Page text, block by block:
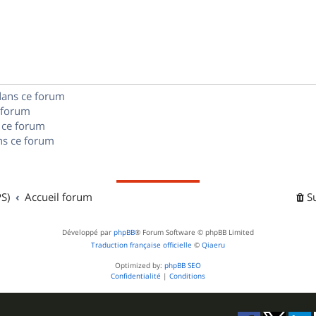
e
ce forum
forum
ce forum
Accueil forum
Développé par phpBB® Forum Software © phpBB Limited
Traduction française officielle © Qiaeru
Optimized by: phpBB SEO
Confidentialité | Conditions